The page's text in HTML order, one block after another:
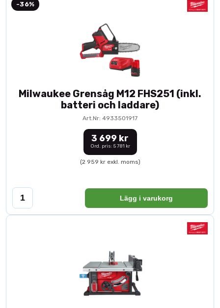
-36%
Milwaukee Grensåg M12 FHS251 (inkl.
batteri och laddare)
Art.Nr: 4933501917
3 699 kr
Ord. pris: 5 781 kr
(2 959 kr exkl. moms)
Lägg i varukorg